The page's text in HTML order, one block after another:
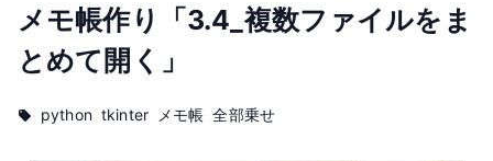
メモ帳作り「3.4_複数ファイルをま
とめて開く」
python tkinter メモ帳 全部乗せ